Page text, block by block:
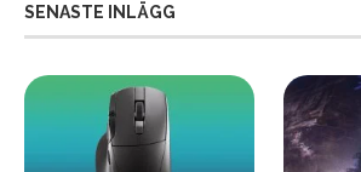
SENASTE INLÄGG